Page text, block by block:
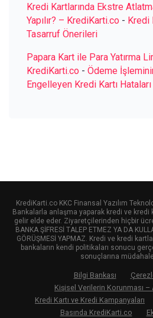
Kredi Kartlarında Ekstre
Yapılır? – KrediKarti.co - Kredi
Tasarruf Önerileri
Papara Kart ile Para Yatırma
KrediKarti.co - Ödeme
Engelleyen Kredi Kartı Hataları
KrediKarti.co KKC Finansal Yazılım
Bankalarla anlaşma yaparak kredi ve
gelir elde eder. Ziyaretçilerinden hiçbir
BANKA ŞİFRESİ TALEP ETMEZ YA DA
GÖRÜŞMESİ YAPMAZ. Kredi ve kredi
bankaların kendi politikaları sonucu
sonuçlarına
Bilgi Bankası
Kişisel Verilerin Korunması –
Kredi Kartı ve Kredi Kampanyaları
Basında KrediKarti.co